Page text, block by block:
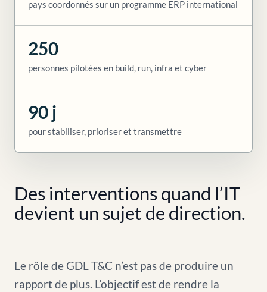
pays coordonnés sur un programme ERP international
250
personnes pilotées en build, run, infra et cyber
90 j
pour stabiliser, prioriser et transmettre
Des interventions quand l’IT
devient un sujet de direction.
Le rôle de GDL T&C n’est pas de produire un
rapport de plus. L’objectif est de rendre la